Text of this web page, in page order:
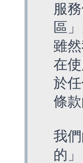
服
區
雖
在
於
條款
我
的